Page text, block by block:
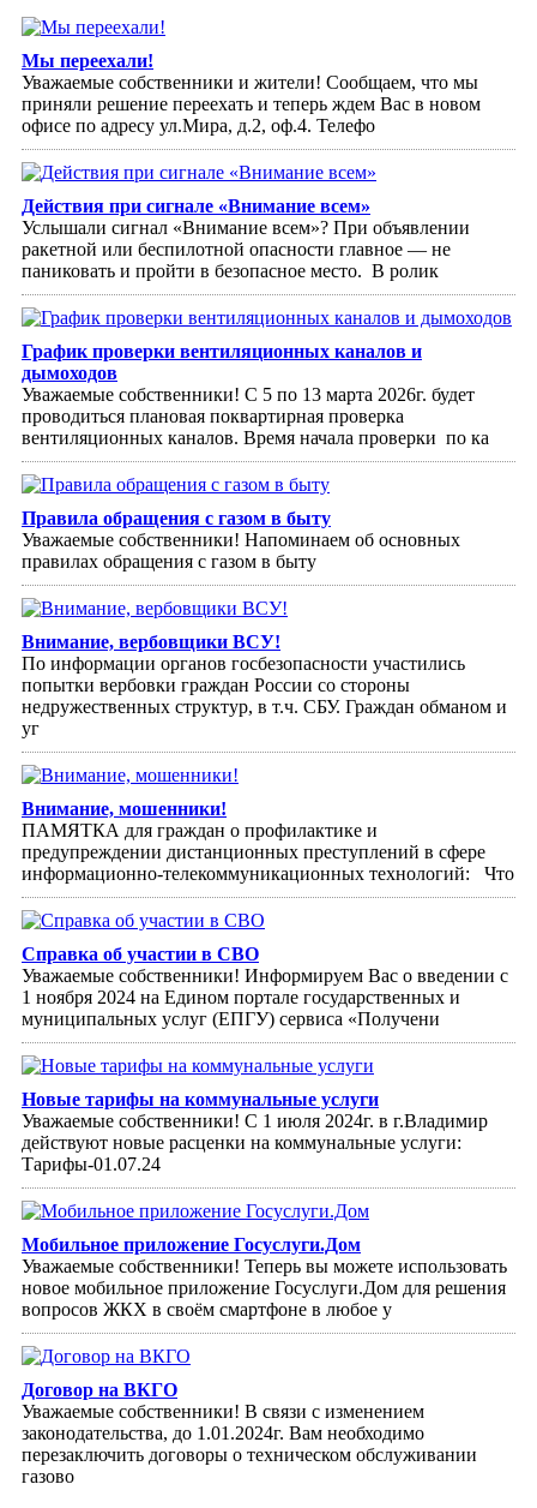
Мы переехали!
Уважаемые собственники и жители! Сообщаем, что мы
приняли решение переехать и теперь ждем Вас в новом
офисе по адресу ул.Мира, д.2, оф.4. Телефо
Действия при сигнале «Внимание всем»
Услышали сигнал «Внимание всем»? При объявлении
ракетной или беспилотной опасности главное — не
паниковать и пройти в безопасное место. ⁣ В ролик
График проверки вентиляционных каналов и
дымоходов
Уважаемые собственники! С 5 по 13 марта 2026г. будет
проводиться плановая поквартирная проверка
вентиляционных каналов. Время начала проверки по ка
Правила обращения с газом в быту
Уважаемые собственники! Напоминаем об основных
правилах обращения с газом в быту
Внимание, вербовщики ВСУ!
По информации органов госбезопасности участились
попытки вербовки граждан России со стороны
недружественных структур, в т.ч. СБУ. Граждан обманом и
уг
Внимание, мошенники!
ПАМЯТКА для граждан о профилактике и
предупреждении дистанционных преступлений в сфере
информационно-телекоммуникационных технологий: Что
Справка об участии в СВО
Уважаемые собственники! Информируем Вас о введении с
1 ноября 2024 на Едином портале государственных и
муниципальных услуг (ЕПГУ) сервиса «Получени
Новые тарифы на коммунальные услуги
Уважаемые собственники! С 1 июля 2024г. в г.Владимир
действуют новые расценки на коммунальные услуги:
Тарифы-01.07.24
Мобильное приложение Госуслуги.Дом
Уважаемые собственники! Теперь вы можете использовать
новое мобильное приложение Госуслуги.Дом для решения
вопросов ЖКХ в своём смартфоне в любое у
Договор на ВКГО
Уважаемые собственники! В связи с изменением
законодательства, до 1.01.2024г. Вам необходимо
перезаключить договоры о техническом обслуживании
газово